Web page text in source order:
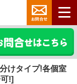
けタイプ!各個室
!]